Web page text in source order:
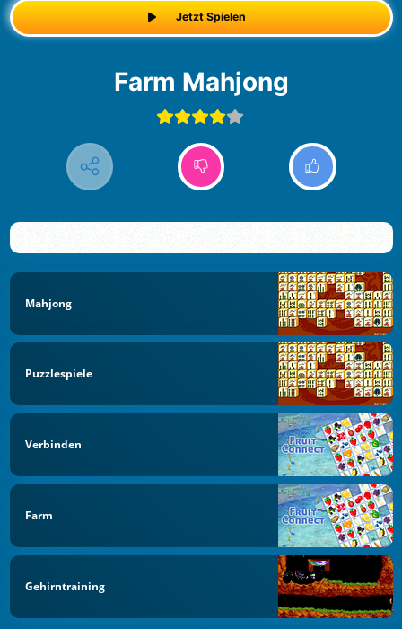
Jetzt Spielen
Farm Mahjong
Mahjong
Puzzlespiele
Verbinden
Farm
Gehirntraining